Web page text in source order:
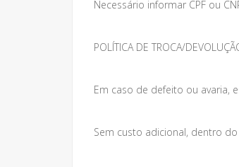
Necessário informar CPF ou
POLÍTICA DE TROCA/
Em caso de defeito ou avaria,
Sem custo adicional, dentro